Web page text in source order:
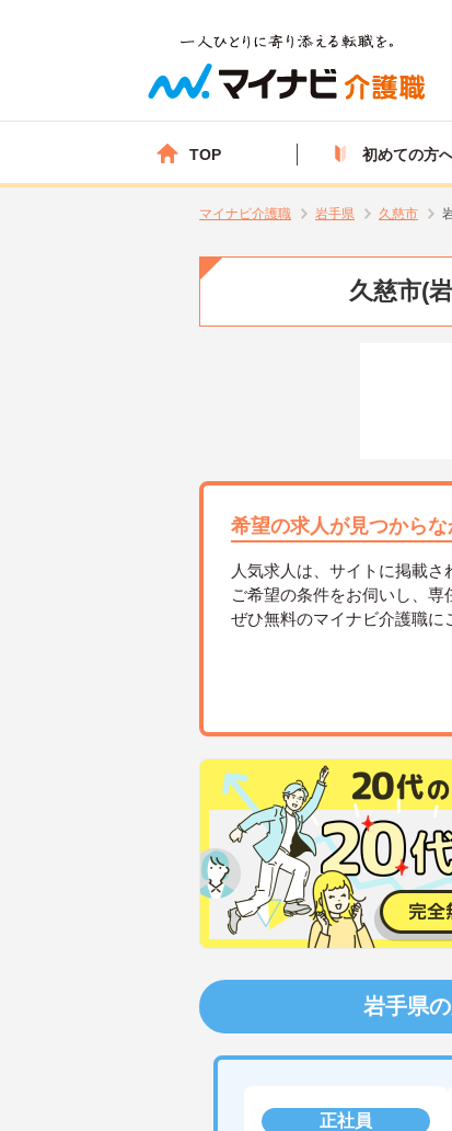
TOP 初めての方
マイナビ介護職 岩手県 久慈市
久慈市(
希望の求人が見つから
人気求人は、サイトに掲載
ご希望の条件をお伺いし、専
ぜひ無料のマイナビ介護職に
岩手県
正社員